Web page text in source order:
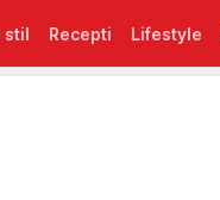
stil Recepti Lifestyle